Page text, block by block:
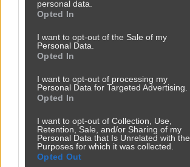
personal data.
Opted In
I want to opt-out of the Sale of my
Personal Data.
Opted In
I want to opt-out of processing my
Personal Data for Targeted Advertising.
Opted In
I want to opt-out of Collection, Use,
Retention, Sale, and/or Sharing of my
Personal Data that Is Unrelated with the
Purposes for which it was collected.
Opted Out
Powinna do pakietu być